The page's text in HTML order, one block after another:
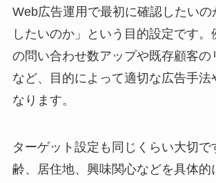
Web広告運用で最初に確認したいの
したいのか」という目的設定です。
の問い合わせ数アップや既存顧客の
など、目的によって適切な広告手法
なります。
ターゲット設定も同じくらい大切で
齢、居住地、興味関心などを具体的